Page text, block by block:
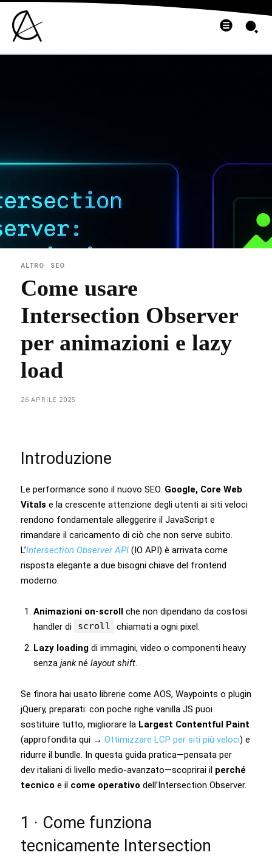
ALTRO SEO
Come usare
Intersection Observer
per animazioni e lazy
load
26 APRILE 2025
Introduzione
Le performance sono il nuovo SEO. Google, Core Web
Vitals e la crescente attenzione degli utenti ai siti veloci
rendono fondamentale alleggerire il JavaScript e
rimandare il caricamento di ciò che non serve subito.
L’Intersection Observer API (IO API) è arrivata come
risposta elegante a due bisogni chiave del frontend
moderno:
Animazioni on‑scroll che non dipendano da costosi
handler di
scroll
chiamati a ogni pixel.
Lazy loading di immagini, video o componenti heavy
senza jankné layout shift
Se finora hai usato librerie come AOS, Waypoints o plugin
jQuery, preparati: con poche righe vanilla JS puoi
sostituire tutto, migliorare la Largest Contentful Paint
(approfondita qui → Ottimizzare LCP per siti più veloci) e
ridurre il bundle. In questa guida pratica—pensata per
dev italiani di livello medio‑avanzato—scoprirai il perché
tecnico e il come operativo dell’Intersection Observer.
1 · Come funziona
tecnicamente Intersection